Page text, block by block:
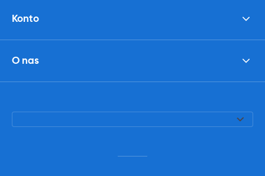
Konto
O nas